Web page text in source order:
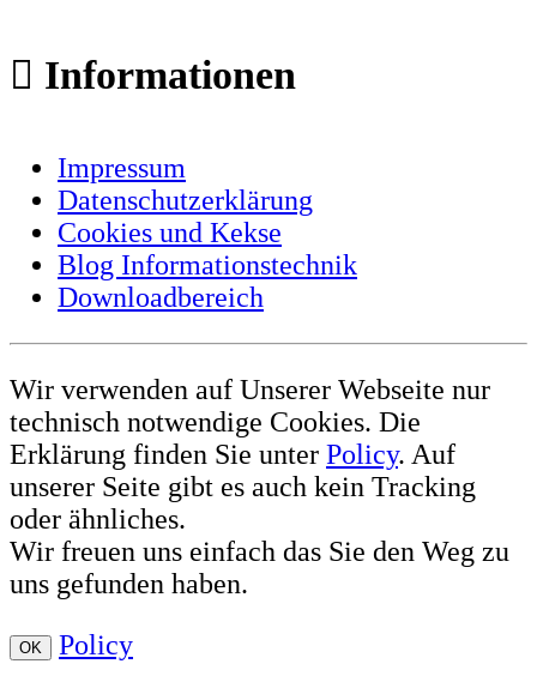
Informationen
Impressum
Datenschutzerklärung
Cookies und Kekse
Blog Informationstechnik
Downloadbereich
Wir verwenden auf Unserer Webseite nur
technisch notwendige Cookies. Die
Erklärung finden Sie unter Policy. Auf
unserer Seite gibt es auch kein Tracking
oder ähnliches.
Wir freuen uns einfach das Sie den Weg zu
uns gefunden haben.
OK Policy